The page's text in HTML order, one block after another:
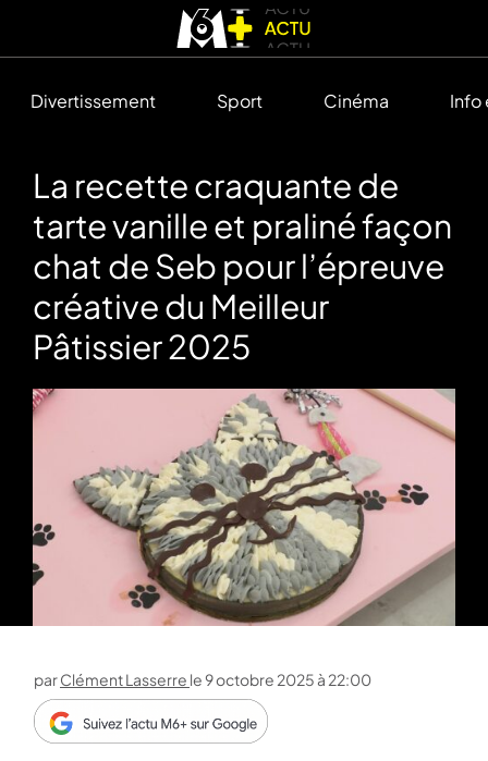
Divertissement Sport Cinéma Info
La recette craquante de
tarte vanille et praliné façon
chat de Seb pour l’épreuve
créative du Meilleur
Pâtissier 2025
parClément Lasserre le9 octobre 2025 à 22:00